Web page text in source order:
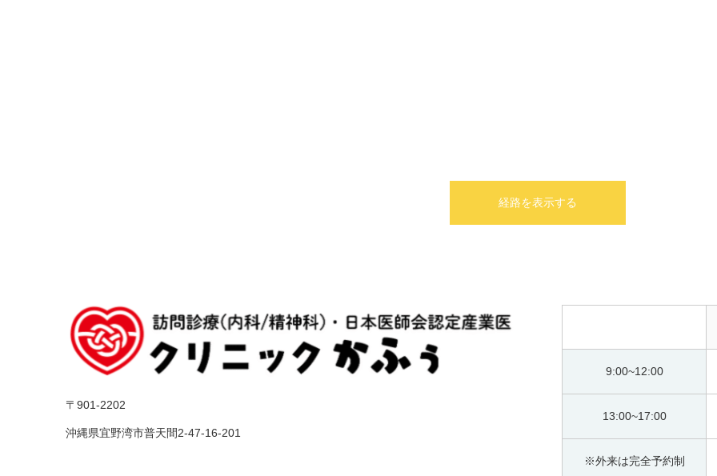
経路を表示する
〒901-2202
沖縄県宜野湾市普天間2-47-16-201
9:00~12:00
13:00~17:00
※外来は完全予約制